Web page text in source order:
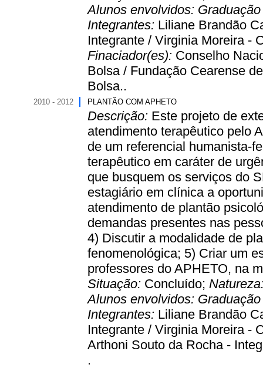
Alunos envolvidos:
Integrantes: Liliane Brandão
Integrante / Virginia Moreira -
Finaciador(es): Conselho
Bolsa / Fundação Cearense
Bolsa..
2010 - 2012 PLANTÃO COM APHETO
Descrição: Este projeto de
atendimento terapêutico pelo
de um referencial humanista-
terapêutico em caráter de
que busquem os serviços do
estagiário em clínica a
atendimento de plantão
demandas presentes nas
4) Discutir a modalidade de
fenomenológica; 5) Criar um
professores do APHETO, na
Situação: Concluído;
Alunos envolvidos:
Integrantes: Liliane Brandão
Integrante / Virginia Moreira -
Arthoni Souto da Rocha -
.